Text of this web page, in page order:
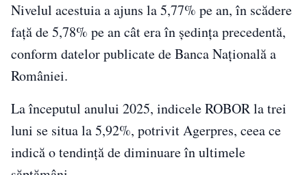
Nivelul acestuia a ajuns la 5,77% pe an, în scădere
față de 5,78% pe an cât era în ședința precedentă,
conform datelor publicate de Banca Naţională a
României.
La începutul anului 2025, indicele ROBOR la trei
luni se situa la 5,92%, potrivit Agerpres, ceea ce
indică o tendință de diminuare în ultimele